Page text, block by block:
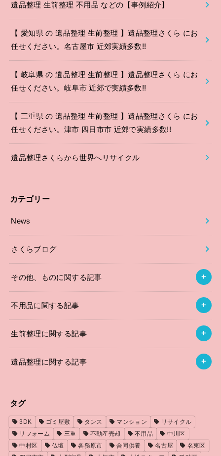
遺品整理 生前整理 不用品 などの【事例紹介】
【 愛知県 の 遺品整理 生前整理 】遺品整理さくら にお
任せください。名古屋市 近郊実績多数!!
【 岐阜県 の 遺品整理 生前整理 】遺品整理さくら にお
任せください。岐阜市 近郊で実績多数!!
【 三重県 の 遺品整理 生前整理 】遺品整理さくら にお
任せください。津市 四日市市 近郊で実績多数!!
遺品整理さくらから世界へリサイクル
カテゴリー
News
さくらブログ
その他、ものに関する記事
不用品に関する記事
生前整理に関する記事
遺品整理に関する記事
タグ
3DK ゴミ屋敷 タンス マンション
リサイクル
リフォーム
三重 不動産売却 不用品
中川区
中村区
仏壇 各務原市 合同供養 名古屋
名東区